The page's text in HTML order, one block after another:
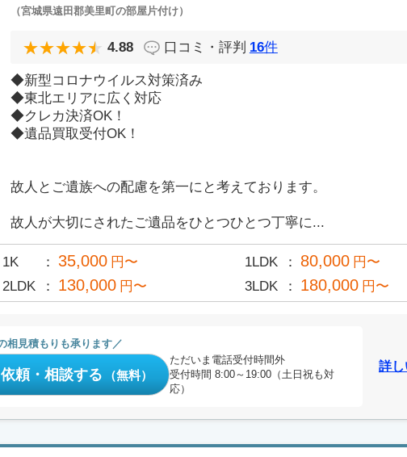
（宮城県遠田郡美里町の部屋片付け）
4.88 口コミ・評判 16件
◆新型コロナウイルス対策済み
◆東北エリアに広く対応
◆クレカ決済OK！
◆遺品買取受付OK！
故人とご遺族への配慮を第一にと考えております。
故人が大切にされたご遺品をひとつひとつ丁寧に...
1K 35,000 円〜 1LDK 80,000 円〜
2LDK
130,000 円〜 3LDK 180,000 円〜
相見積もりも承ります
頼・相談する （無料）
ただいま電話受付時間外
受付時間 8:00～19:00（土日祝も対
応）
詳